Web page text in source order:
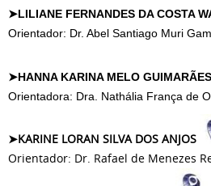
➤LILIANE FERNANDES DA COSTA
Orientador: Dr. Abel Santiago Muri
➤HANNA KARINA MELO GUIMARÃES
Orientadora: Dra. Nathália França de
➤KARINE LORAN SILVA DOS ANJOS
Orientador: Dr. Rafael de Menezes